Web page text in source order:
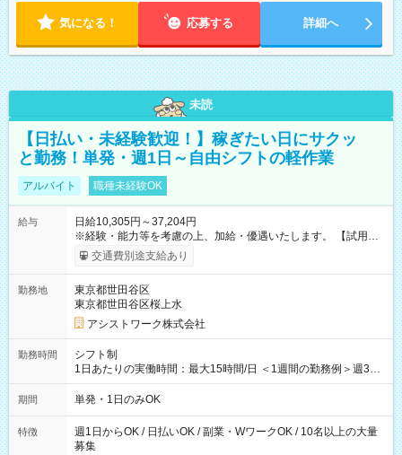
気になる！ 応募する 詳細へ
未読
【日払い・未経験歓迎！】稼ぎたい日にサクッ
と勤務！単発・週1日～自由シフトの軽作業
アルバイト 職種未経験OK
給与
日給10,305円～37,204円
※経験・能力等を考慮の上、加給・優遇いたします。 【試用期
間】試用期間なし
交通費別途支給あり
勤務地
東京都世田谷区
東京都世田谷区桜上水
アシストワーク株式会社
勤務時間
シフト制
1日あたりの実働時間：最大15時間/日 ＜1週間の勤務例＞週3回
勤務 勤務：月・水・金 休み：火・木・土・日 好きな時にお仕事
可能です！ ※1日あたりの最大実働時間は日勤、夜勤共に勤務し
期間 単発・1日のみOK
特徴
週1日からOK / 日払いOK / 副業・WワークOK / 10名以上の大量
募集